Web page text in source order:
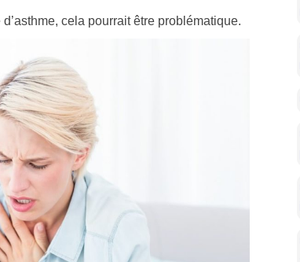
cela pourrait être problématique.